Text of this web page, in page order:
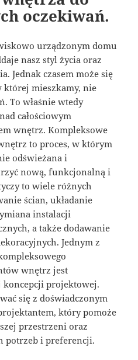
oczekiwań.
urządzonym domu
nasz styl życia oraz
Jednak czasem może się
której mieszkamy, nie
To właśnie wtedy
całościowym
wnętrz. Kompleksowe
to proces, w którym
odświeżana i
nową, funkcjonalną i
to wiele różnych
ścian, układanie
instalacji
a także dodawanie
Jednym z
wnętrz jest
koncepcji projektowej.
się z doświadczonym
który pomoże
przestrzeni oraz
potrzeb i preferencji.